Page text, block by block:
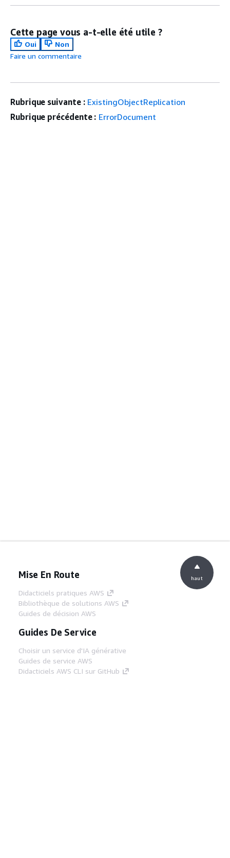
Cette page vous a-t-elle été utile ?
Oui
Non
Faire un commentaire
Rubrique suivante : ExistingObjectReplication
Rubrique précédente : ErrorDocument
Mise En Route
Didacticiels pratiques AWS
Bibliothèque de solutions AWS
Guides de décision AWS
Guides De Service
Choisir un service d'IA générative
Guides de service AWS
Didacticiels AWS CLI sur GitHub
haut